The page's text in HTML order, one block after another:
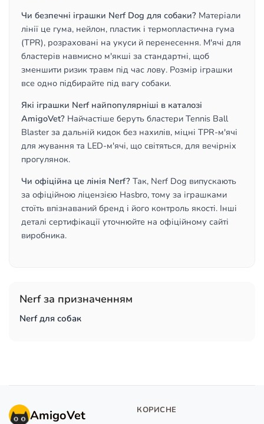
Чи безпечні іграшки Nerf Dog для собаки? Матеріали
лінії це гума, нейлон, пластик і термопластична гума
(TPR), розраховані на укуси й перенесення. М'ячі для
бластерів навмисно м'якші за стандартні, щоб
зменшити ризик травм під час лову. Розмір іграшки
все одно підбирайте під вагу собаки.
Які іграшки Nerf найпопулярніші в каталозі
AmigoVet? Найчастіше беруть бластери Tennis Ball
Blaster за дальній кидок без нахилів, міцні TPR-м'ячі
для жування та LED-м'ячі, що світяться, для вечірніх
прогулянок.
Чи офіційна це лінія Nerf? Так, Nerf Dog випускають
за офіційною ліцензією Hasbro, тому за іграшками
стоїть впізнаваний бренд і його контроль якості. Інші
деталі сертифікації уточнюйте на офіційному сайті
виробника.
Nerf за призначенням
Nerf для собак
AmigoVet КОРИСНЕ